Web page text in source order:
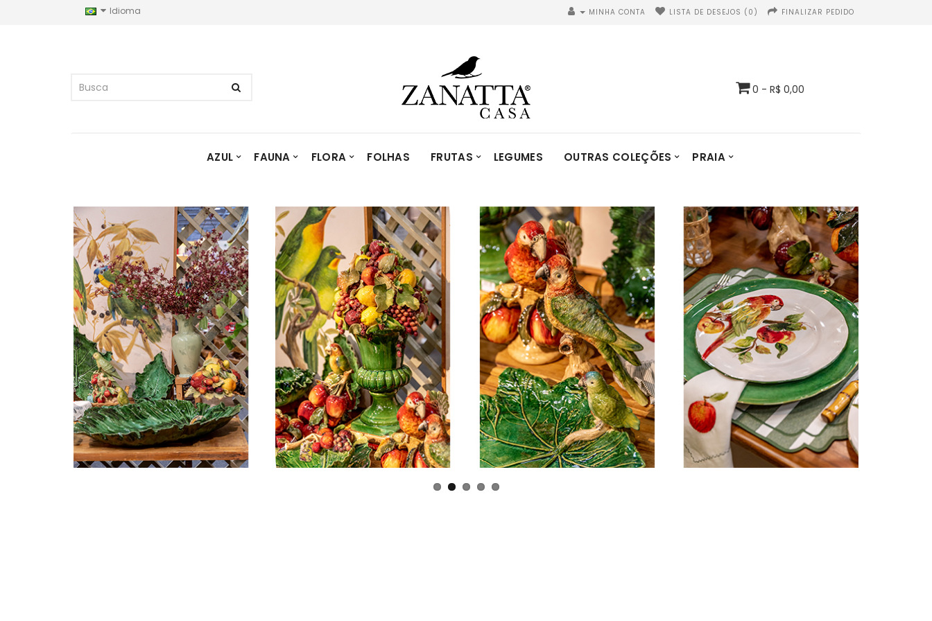
Idioma MINHA CONTA LISTA DE DESEJOS (0) FINALIZAR PEDIDO
0 - R$ 0,00
AZUL FAUNA FLORA FOLHAS FRUTAS LEGUMES OUTRAS COLEÇÕES PRAIA